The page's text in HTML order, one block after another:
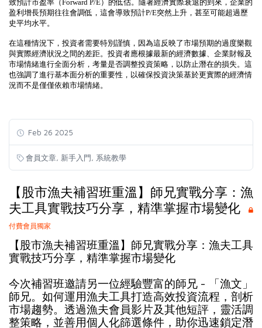
致預計市盈率（Forward P/E）的低估。隨著經濟實際衰退的到來，企業的
盈利增長預期往往會調低，這會導致預計P/E突然上升，甚至可能超過歷
史平均水平。
在這種情況下，投資者需要特別謹慎，因為這反映了市場預期的過度樂觀
與實際經濟狀況之間的差距。投資者應根據最新的經濟數據、企業財報及
市場情緒進行全面分析，考量是否調整投資策略，以防止潛在的損失。這
也強調了進行基本面分析的重要性，以確保投資決策基於更實際的經濟情
況而不是僅僅依賴市場情緒。
Feb 26 2025
會員文章 新手入門 系統教學
【股市漁夫補習班重溫】師兄實戰分享：漁
夫工具實戰技巧分享，精準掌握市場變化
付費會員獨家
【股市漁夫補習班重溫】師兄實戰分享：漁夫工具
實戰技巧分享，精準掌握市場變化
今次補習班邀請另一位經驗豐富的師兄 -
「漁文」
師兄。如何運用漁夫工具打造高效投資流程，剖析
市場趨勢。透過漁夫會員影片及其他短評，靈活調
整策略，並善用個人化篩選條件，助你迅速鎖定潛